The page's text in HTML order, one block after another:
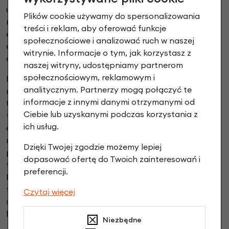
umożliwia montaż dedykowanych toreb i koszy
mocowanych do ramy, a nie do kierownicy. Dzięki temu
dodatkowy bagaż nie wpływa na precyzję kierowania,
co ma znaczenie podczas codziennych dojazdów oraz
dłuższych podróży.
Na popularność rowerów Brompton wpływa również
rozbudowany system akcesoriów i części zamiennych.
Użytkownicy mogą wyposażyć rower w bagażniki,
torby Borough i Metro Waterproof, zestawy
oświetlenia, kółka transportowe Eazy Wheels,
narzędzia Brompton Toolkit, dedykowane pompki oraz
pokrowce. A także w oryginalne części eksploatacyjne,
takie jak kasety, łańcuchy, opony Schwalbe Marathon
Racer 16" oraz elementy mechanizmu składania. Dzięki
temu rower można łatwo dopasować do codziennego
sposobu użytkowania, zachowując pełną
kompatybilność wszystkich komponentów.
Plików cookie używamy do spersonalizowania
treści i reklam, aby oferować funkcje
społecznościowe i analizować ruch w naszej
witrynie. Informacje o tym, jak korzystasz z
naszej witryny, udostępniamy partnerom
społecznościowym, reklamowym i
analitycznym. Partnerzy mogą połączyć te
informacje z innymi danymi otrzymanymi od
Ciebie lub uzyskanymi podczas korzystania z
ich usług.
Dzięki Twojej zgodzie możemy lepiej
dopasować ofertę do Twoich zainteresowań i
preferencji.
Czytaj więcej
Niezbędne